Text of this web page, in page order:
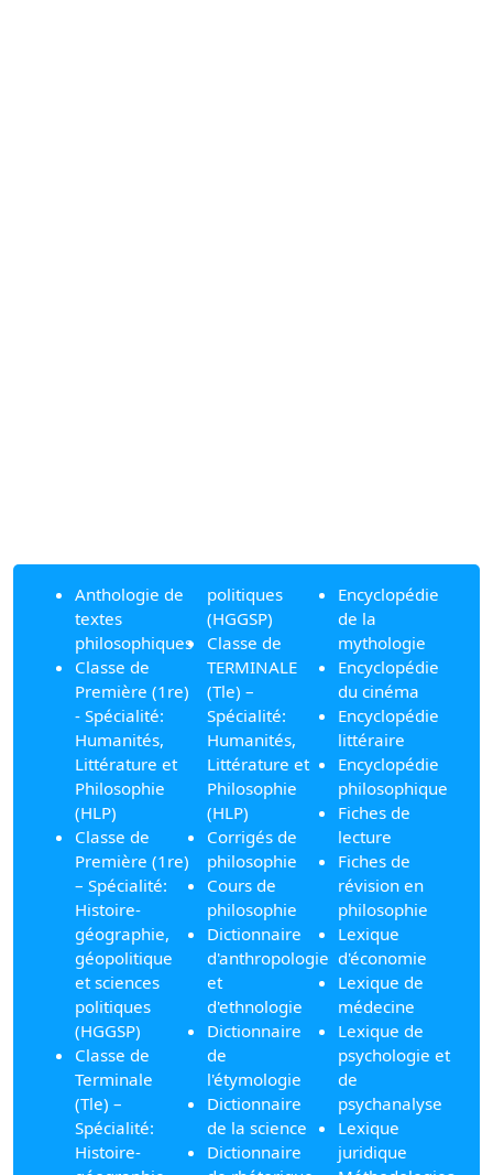
Anthologie de
textes
philosophiques
Classe de
Première (1re)
- Spécialité:
Humanités,
Littérature et
Philosophie
(HLP)
Classe de
Première (1re)
– Spécialité:
Histoire-
géographie,
géopolitique
et sciences
politiques
(HGGSP)
Classe de
Terminale
(Tle) –
Spécialité:
Histoire-
politiques
(HGGSP)
Classe de
TERMINALE
(Tle) –
Spécialité:
Humanités,
Littérature et
Philosophie
(HLP)
Corrigés de
philosophie
Cours de
philosophie
Dictionnaire
d'anthropologie
et
d'ethnologie
Dictionnaire
de
l'étymologie
Dictionnaire
de la science
Dictionnaire
Encyclopédie
de la
mythologie
Encyclopédie
du cinéma
Encyclopédie
littéraire
Encyclopédie
philosophique
Fiches de
lecture
Fiches de
révision en
philosophie
Lexique
d'économie
Lexique de
médecine
Lexique de
psychologie et
de
psychanalyse
Lexique
juridique